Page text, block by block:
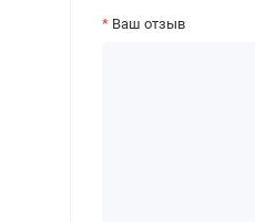
Ваш отзыв